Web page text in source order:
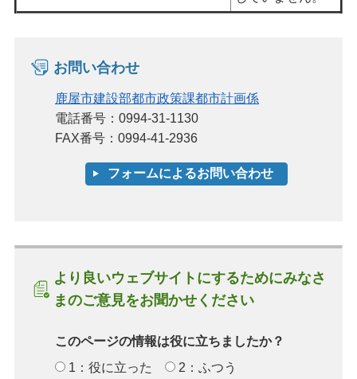
お問い合わせ
鹿屋市建設部都市政策課都市計画係
電話番号：0994-31-1130
FAX番号：0994-41-2936
より良いウェブサイトにするためにみなさ
まのご意見をお聞かせください
このページの情報は役に立ちましたか？
1：役に立った
2：ふつう